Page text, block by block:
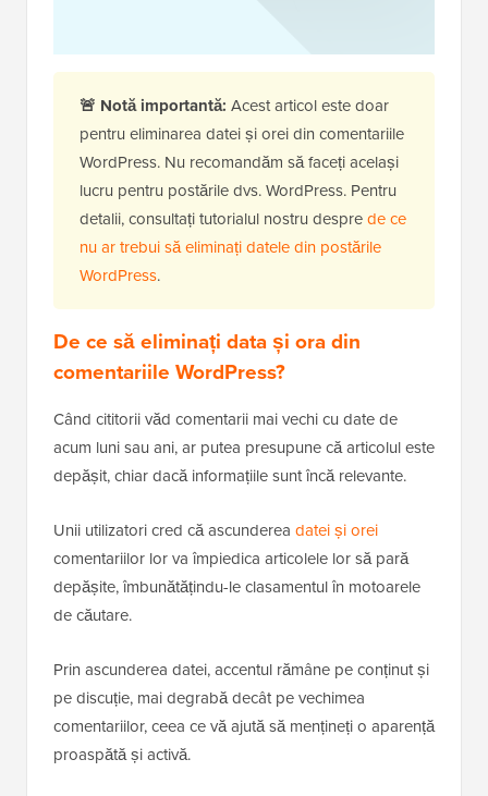
🚨 Notă importantă: Acest articol este doar
pentru eliminarea datei și orei din comentariile
WordPress. Nu recomandăm să faceți același
lucru pentru postările dvs. WordPress. Pentru
detalii, consultați tutorialul nostru desprede ce
nu ar trebui să eliminați datele din postările
WordPress.
De ce să eliminați data și ora din
comentariile WordPress?
Când cititorii văd comentarii mai vechi cu date de
acum luni sau ani, ar putea presupune că articolul este
depășit, chiar dacă informațiile sunt încă relevante.
Unii utilizatori cred că ascunderea datei și orei
comentariilor lor va împiedica articolele lor să pară
depășite, îmbunătățindu-le clasamentul în motoarele
de căutare.
Prin ascunderea datei, accentul rămâne pe conținut și
pe discuție, mai degrabă decât pe vechimea
comentariilor, ceea ce vă ajută să mențineți o aparență
proaspătă și activă.